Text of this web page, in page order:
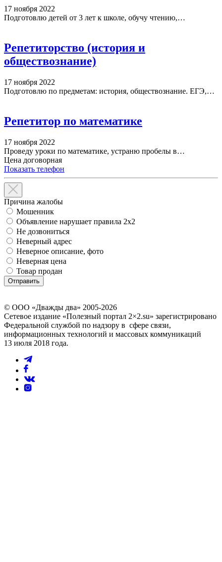
17 ноября 2022
Подготовлю детей от 3 лет к школе, обучу чтению,…
Репетиторство (история и
обществознание)
17 ноября 2022
Подготовлю по предметам: история, обществознание. ЕГЭ,…
Репетитор по математике
17 ноября 2022
Проведу уроки по математике, устраню пробелы в…
Цена договорная
Показать телефон
Причина жалобы
Мошенник
Объявление нарушает правила 2x2
Не дозвониться
Неверный адрес
Неверное описание, фото
Неверная цена
Товар продан
© ООО «Дважды два» 2005-2026
Сетевое издание «Полезный портал 2×2.su» зарегистрировано
Федеральной службой по надзору в сфере связи,
информационных технологий и массовых коммуникаций
13 июля 2018 года.